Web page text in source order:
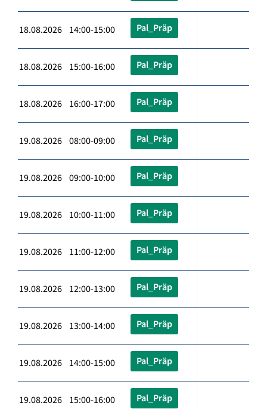
18.08.2026 14:00-15:00 Pal_Präp
18.08.2026 15:00-16:00 Pal_Präp
18.08.2026 16:00-17:00 Pal_Präp
19.08.2026 08:00-09:00 Pal_Präp
19.08.2026 09:00-10:00 Pal_Präp
19.08.2026 10:00-11:00 Pal_Präp
19.08.2026 11:00-12:00 Pal_Präp
19.08.2026 12:00-13:00 Pal_Präp
19.08.2026 13:00-14:00 Pal_Präp
19.08.2026 14:00-15:00 Pal_Präp
19.08.2026 15:00-16:00 Pal_Präp